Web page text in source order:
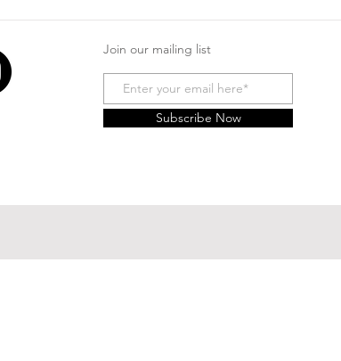
Join our mailing list
Subscribe Now